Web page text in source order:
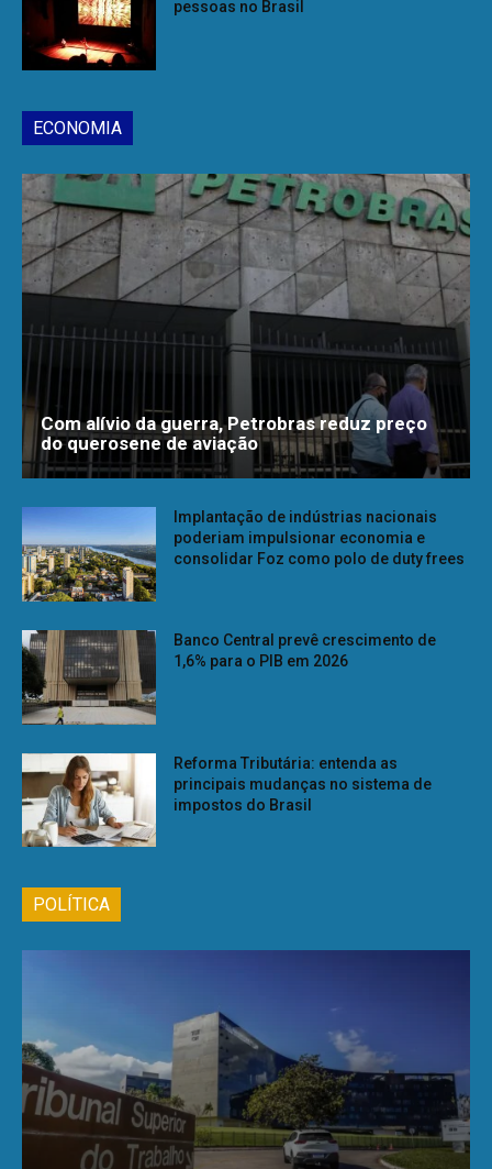
pessoas no Brasil
ECONOMIA
Com alívio da guerra, Petrobras reduz preço
do querosene de aviação
Implantação de indústrias nacionais
poderiam impulsionar economia e
consolidar Foz como polo de duty frees
Banco Central prevê crescimento de
1,6% para o PIB em 2026
Reforma Tributária: entenda as
principais mudanças no sistema de
impostos do Brasil
POLÍTICA